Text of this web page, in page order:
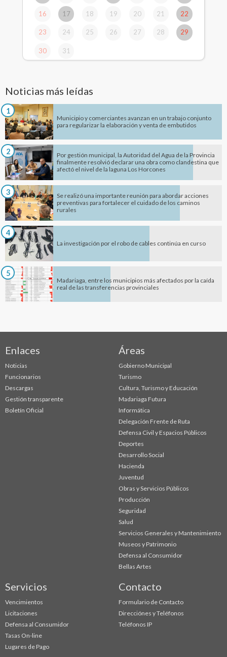
16 17 18 19 20 21 22
23 24 25 26 27 28 29
30 31
Noticias más leídas
1
Municipio y comerciantes avanzan en un trabajo conjunto
para regularizar la elaboración y venta de embutidos
2
Por gestión municipal, la Autoridad del Agua de la Provincia
finalmente resolvió declarar una obra como clandestina que
afectó el nivel de la laguna Los Horcones
3
Se realizó una importante reunión para abordar acciones
preventivas para fortalecer el cuidado de los caminos
rurales
4
La investigación por el robo de cables continúa en curso
5
Madariaga, entre los municipios más afectados por la caída
real de las transferencias provinciales
Enlaces
Noticias
Funcionarios
Descargas
Gestión transparente
Boletín Oficial
Áreas
Gobierno Municipal
Turismo
Cultura, Turismo y Educación
Madariaga Futura
Informática
Delegación Frente de Ruta
Defensa Civil y Espacios Públicos
Deportes
Desarrollo Social
Hacienda
Juventud
Obras y Servicios Públicos
Producción
Seguridad
Salud
Servicios Generales y Mantenimiento
Museos y Patrimonio
Defensa al Consumidor
Bellas Artes
Servicios
Vencimientos
Licitaciones
Defensa al Consumidor
Tasas On-line
Lugares de Pago
Contacto
Formulario de Contacto
Direcciónes y Teléfonos
Teléfonos IP